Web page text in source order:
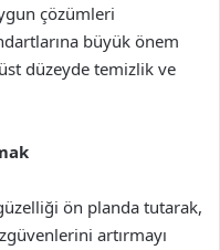
çözümleri
büyük önem
düzeyde temizlik ve
ön planda tutarak,
artırmayı